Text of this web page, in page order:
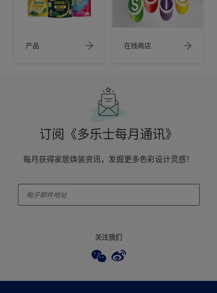
产品 在线商店
订阅《多乐士每月通讯》
每月获得家居焕装资讯，发掘更多色彩设计灵感！
关注我们